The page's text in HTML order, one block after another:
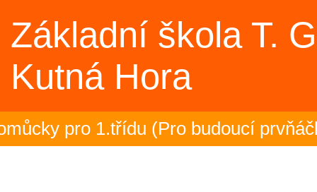
Základní škola T.
Kutná Hora
pro 1.třídu (Pro budoucí